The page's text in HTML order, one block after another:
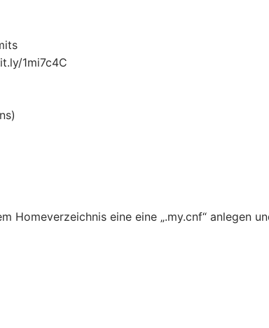
1mi7c4C
Homeverzeichnis eine eine „.my.cnf“ anlegen